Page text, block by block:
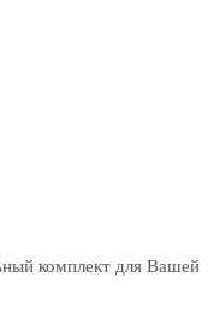
комплект для Вашей